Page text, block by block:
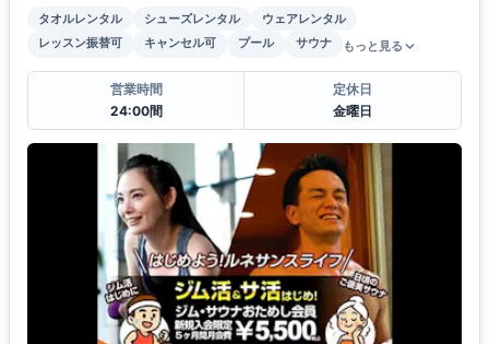
タオルレンタル シューズレンタル
ウェアレンタル
レッスン振替可
キャンセル可 プール サウナ もっと見る
営業時間
24:00間
定休日
金曜日